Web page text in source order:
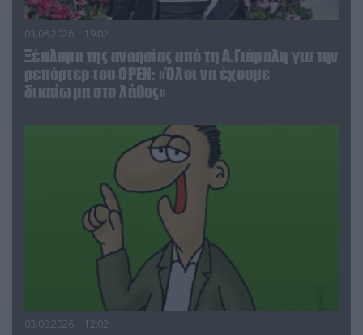
03.08.2026 | 19:02
Ξέπλυμα της ανοησίας από τη Α.Γιάμαλη για την
ρεπόρτερ του ΟΡΕΝ: «Όλοι να έχουμε
δικαίωμα στο λάθος»
03.08.2026 | 12:02